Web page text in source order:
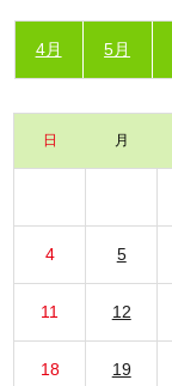
4月 5月
日 月
4 5
11 12
18 19